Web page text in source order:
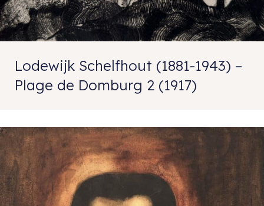
Lodewijk Schelfhout (1881-1943) –
Plage de Domburg 2 (1917)